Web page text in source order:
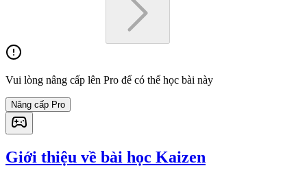
Vui lòng nâng cấp lên Pro để có thể học bài này
Nâng cấp Pro
Giới thiệu về bài học Kaizen